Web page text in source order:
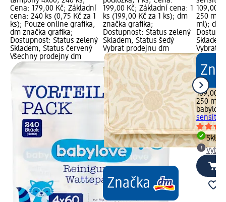
Cena: 179,00 Kč; Základní
cena: 240 ks (0,75 Kč za 1
ks); Pouze online grafika,
dm značka grafika;
Dostupnost: Status zelený
Skladem, Status červený
Všechny prodejny dm
199,00 Kč; Základní cena: 1
ks (199,00 Kč za 1 ks); dm
značka grafika;
Dostupnost: Status zelený
Skladem, Status šedý
Vybrat prodejnu dm
109,00
250 ml
ml); dm
Vybrat
109,00
250 ml
babylove